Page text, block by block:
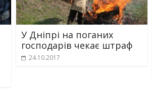
У Дніпрі на поганих
господарів чекає штраф
24.10.2017